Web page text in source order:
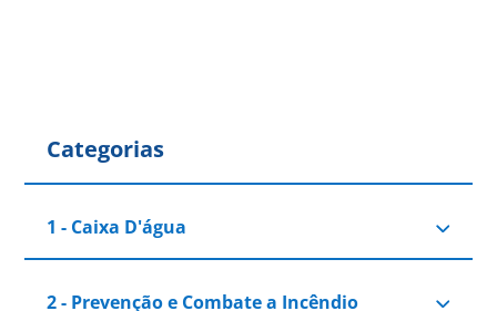
Categorias
1 - Caixa D'água
2 - Prevenção e Combate a Incêndio